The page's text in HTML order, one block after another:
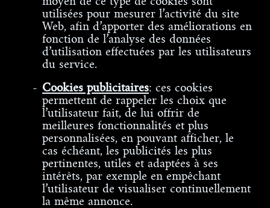
utilisées pour mesurer l’activité du site
Web, afin d’apporter des améliorations en
fonction de l’analyse des données
d’utilisation effectuées par les utilisateurs
du service.
Cookies publicitaires: ces cookies
permettent de rappeler les choix que
l’utilisateur fait, de lui offrir de
meilleures fonctionnalités et plus
personnalisées, en pouvant afficher, le
cas échéant, les publicités les plus
pertinentes, utiles et adaptées à ses
intérêts, par exemple en empêchant
l’utilisateur de visualiser continuellement
la même annonce.